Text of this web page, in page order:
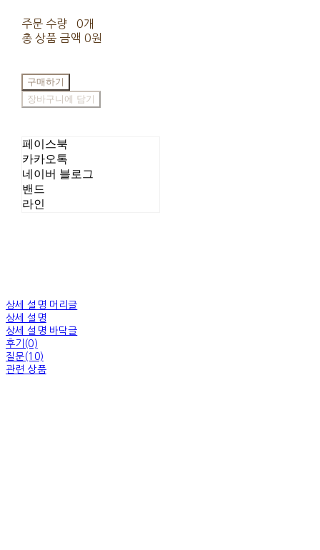
주문 수량
0개
총 상품 금액 0원
구매하기
장바구니에 담기
페이스북
카카오톡
네이버 블로그
밴드
라인
상세 설명 머리글
상세 설명
상세 설명 바닥글
후기(0)
질문(10)
관련 상품